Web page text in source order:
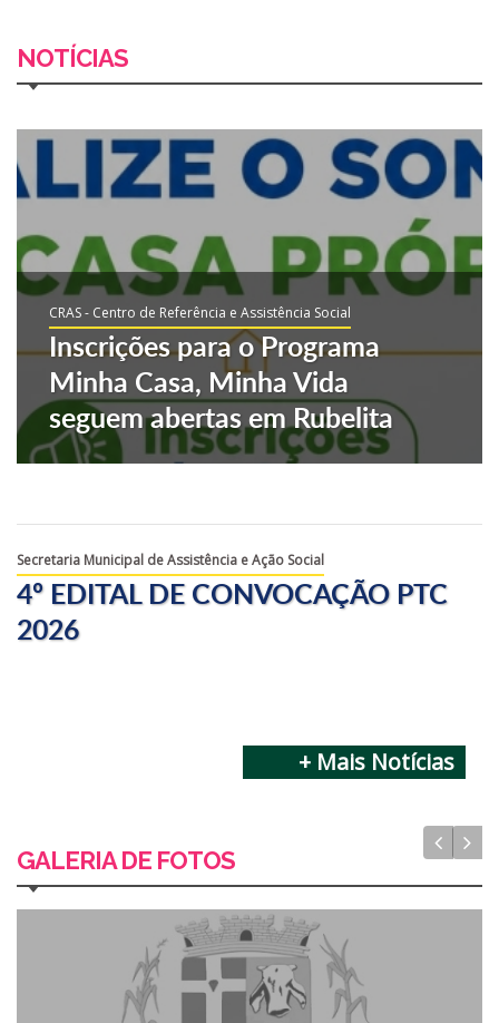
NOTÍCIAS
CRAS - Centro de Referência e Assistência Social
Inscrições para o Programa
Minha Casa, Minha Vida
seguem abertas em Rubelita
Secretaria Municipal de Assistência e Ação Social
Edital nº. 001 de 08 de junho de 2.026
Secretaria Municipal de Assistência e Ação Social
4º EDITAL DE CONVOCAÇÃO PTC
2026
+ Mais Notícias
GALERIA DE FOTOS